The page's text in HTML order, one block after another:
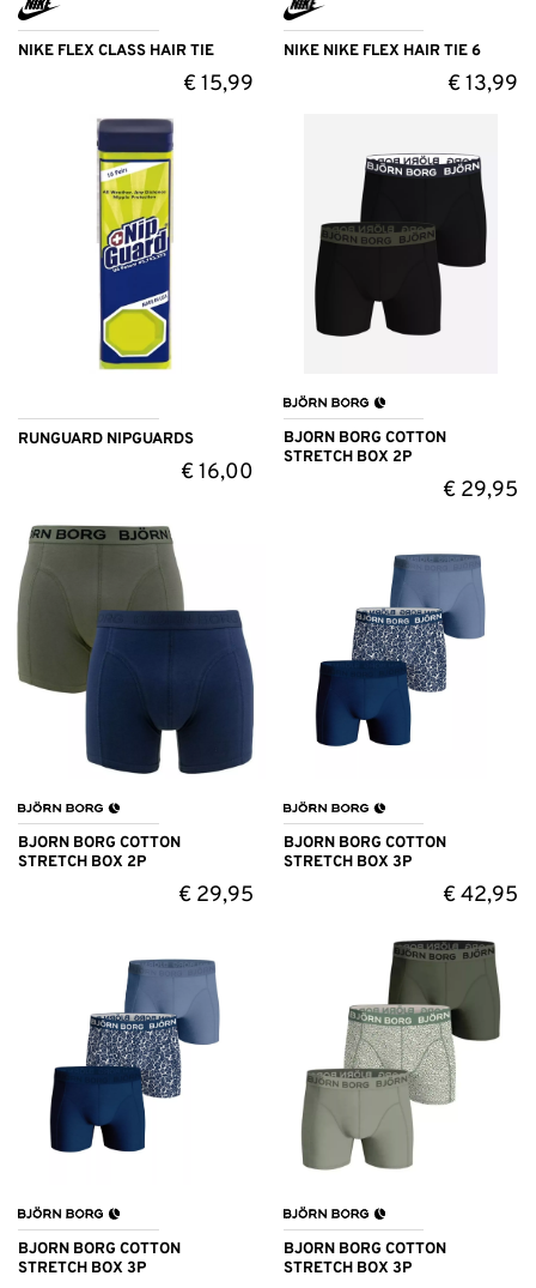
NIKE FLEX CLASS HAIR TIE
€15,99
NIKE NIKE FLEX HAIR TIE 6
€13,99
RUNGUARD NIPGUARDS
€16,00
BJORN BORG COTTON
STRETCH BOX 2P
€ 29,95
BJORN BORG COTTON
STRETCH BOX 2P
€29,95
BJORN BORG COTTON
STRETCH BOX 3P
€42,95
BJORN BORG COTTON
STRETCH BOX 3P
BJORN BORG COTTON
STRETCH BOX 3P